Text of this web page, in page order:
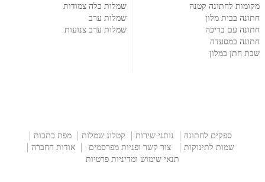
מקומות לחתונה קטנה
חתונה בבית מלון
חתונה עם בריכה
חתונה במסעדה
שבת חתן במלון
שמלות כלה צמודות
שמלות ערב
שמלות ערב צנועות
ספקים לחתונה נותני שירות קטלוג שמלות
מפת כתבות
שמות לתינוקות
צור קשר ופניות מפרסמים
אודות החברה
תנאי שימוש ומדיניות פרטיות